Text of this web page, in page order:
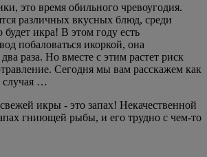
это время обильного чревоугодия.
различных вкусных блюд, среди
будет икра! В этом году есть
побаловаться икоркой, она
раза. Но вместе с этим растет риск
Сегодня мы вам расскажем как
случая …
икры - это запах! Некачественной
гниющей рыбы, и его трудно с чем-то